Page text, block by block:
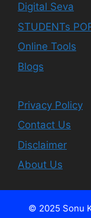
Digital Seva
STUDENTs
Online Tools
Blogs
Privacy Policy
Contact Us
Disclaimer
About Us
© 2025 Sonu